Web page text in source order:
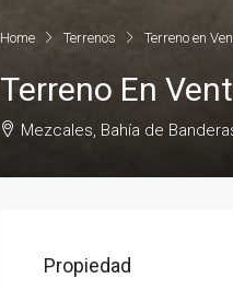
Home Terrenos Terreno en
Terreno En
Mezcales, Bahía de
Propiedad